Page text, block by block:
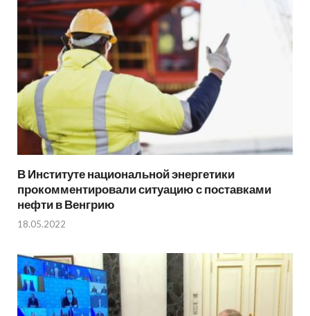
В Институте национальной энергетики
прокомментировали ситуацию с поставками
нефти в Венгрию
18.05.2022